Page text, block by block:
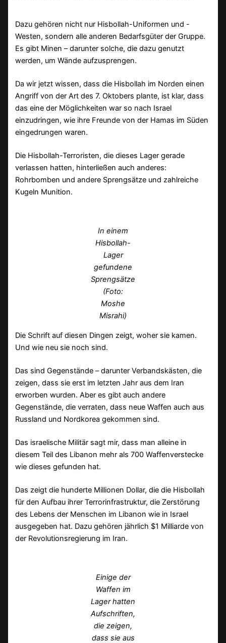
Dazu gehören nicht nur Hisbollah-Uniformen und -
Westen, sondern alle anderen Bedarfsgüter der Gruppe.
Es gibt Minen – darunter solche, die dazu genutzt
werden, um Wände aufzusprengen.
Da wir jetzt wissen, dass die Hisbollah im Norden einen
Angriff von der Art des 7. Oktobers plante, ist klar, dass
das eine der Möglichkeiten war so nach Israel
einzudringen, wie ihre Freunde von der Hamas im Süden
eingedrungen waren.
Die Hisbollah-Terroristen, die dieses Lager gerade
verlassen hatten, hinterließen auch anderes:
Rohrbomben und andere Sprengsätze und zahlreiche
Kugeln Munition.
In einem
Hisbollah-
Lager
gefundene
Sprengsätze
(Foto:
Moshe
Misrahi)
Die Schrift auf diesen Dingen zeigt, woher sie kamen.
Und wie neu sie noch sind.
Das sind Gegenstände – darunter Verbandskästen, die
zeigen, dass sie erst im letzten Jahr aus dem Iran
erworben wurden. Aber es gibt auch andere
Gegenstände, die verraten, dass neue Waffen auch aus
Russland und Nordkorea gekommen sind.
Das israelische Militär sagt mir, dass man alleine in
diesem Teil des Libanon mehr als 700 Waffenverstecke
wie dieses gefunden hat.
Das zeigt die hunderte Millionen Dollar, die die Hisbollah
für den Aufbau ihrer Terrorinfrastruktur, die Zerstörung
des Lebens der Menschen im Libanon wie in Israel
ausgegeben hat. Dazu gehören jährlich $1 Milliarde von
der Revolutionsregierung im Iran.
Einige der
Waffen im
Lager hatten
Aufschriften,
die zeigen,
dass sie aus